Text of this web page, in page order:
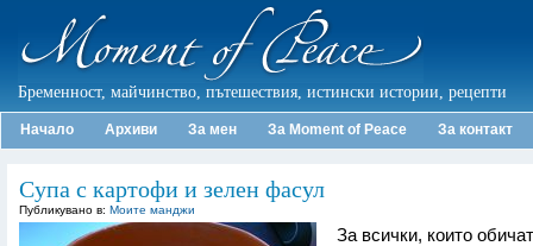
Бременност, майчинство, пътешествия, истински истории, рецепти
Начало Архиви За мен За Moment of Peace За контакт
Супа с картофи и зелен фасул
Публикувано в: Моите манджи
За всички, които